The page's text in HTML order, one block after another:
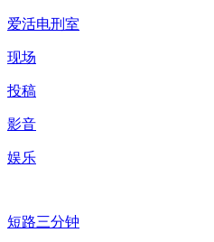
爱活电刑室
现场
投稿
影音
娱乐
短路三分钟